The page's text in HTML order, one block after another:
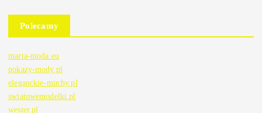
Polecamy
marta-moda.eu
pokazy-mody.pl
eleganckie-muchy.pl
swiatowemodelki.pl
wester.pl